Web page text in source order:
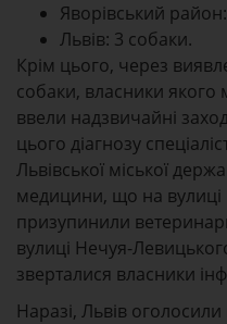
Яворівський район
Львів: 3 собаки.
Крім цього, через
собаки, власники
ввели надзвичайні
цього діагнозу
Львівської міської
медицини, що на
призупинили
вулиці Нечуя-
зверталися власники
Наразі, Львів